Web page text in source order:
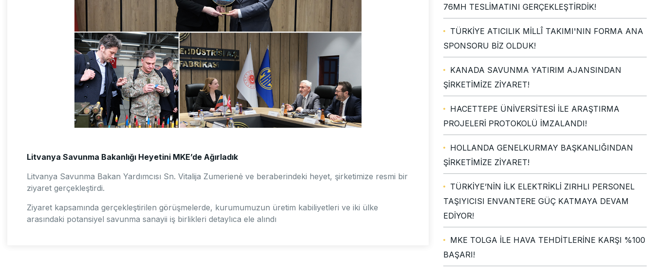
Litvanya Savunma Bakanlığı Heyetini MKE’de Ağırladık
Litvanya Savunma Bakan Yardımcısı Sn. Vitalija Zumerienė ve beraberindeki heyet, şirketimize resmi bir
ziyaret gerçekleştirdi.
Ziyaret kapsamında gerçekleştirilen görüşmelerde, kurumumuzun üretim kabiliyetleri ve iki ülke
arasındaki potansiyel savunma sanayii iş birlikleri detaylıca ele alındı
76MH TESLİMATINI GERÇEKLEŞTİRDİK!
TÜRKİYE ATICILIK MİLLÎ TAKIMI'NIN FORMA ANA
SPONSORU BİZ OLDUK!
KANADA SAVUNMA YATIRIM AJANSINDAN
ŞİRKETİMİZE ZİYARET!
HACETTEPE ÜNİVERSİTESİ İLE ARAŞTIRMA
PROJELERİ PROTOKOLÜ İMZALANDI!
HOLLANDA GENELKURMAY BAŞKANLIĞINDAN
ŞİRKETİMİZE ZİYARET!
TÜRKİYE’NİN İLK ELEKTRİKLİ ZIRHLI PERSONEL
TAŞIYICISI ENVANTERE GÜÇ KATMAYA DEVAM
EDİYOR!
MKE TOLGA İLE HAVA TEHDİTLERİNE KARŞI %100
BAŞARI!